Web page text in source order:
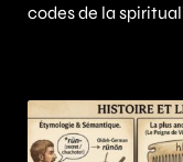
codes de la